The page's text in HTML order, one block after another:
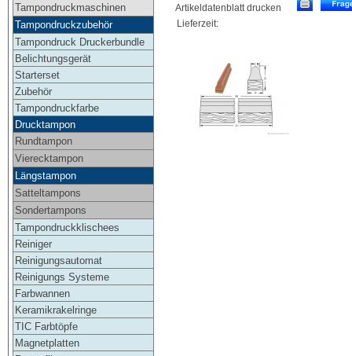
Tampondruckmaschinen
Tampondruckzubehör
Tampondruck Druckerbundle
Belichtungsgerät
Starterset
Zubehör
Tampondruckfarbe
Drucktampon
Rundtampon
Vierecktampon
Längstampon
Satteltampons
Sondertampons
Tampondruckklischees
Reiniger
Reinigungsautomat
Reinigungs Systeme
Farbwannen
Keramikrakelringe
TIC Farbtöpfe
Magnetplatten
Artikeldatenblatt drucken
Lieferzeit: